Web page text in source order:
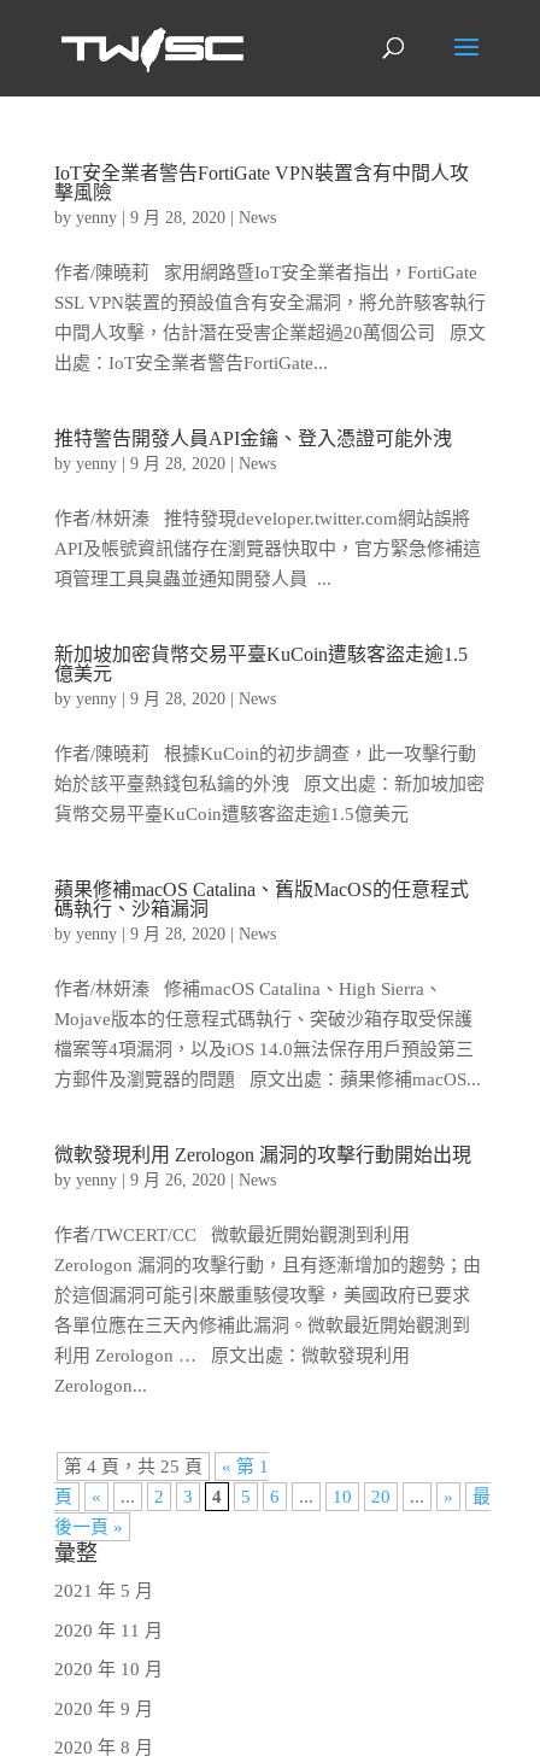
IoT安全業者警告FortiGate VPN裝置含有中間人攻
擊風險
by yenny| 9 月 28, 2020| News
作者/陳曉莉 家用網路暨IoT安全業者指出，FortiGate
SSL VPN裝置的預設值含有安全漏洞，將允許駭客執行
中間人攻擊，估計潛在受害企業超過20萬個公司 原文
出處：IoT安全業者警告FortiGate...
推特警告開發人員API金鑰、登入憑證可能外洩
by yenny| 9 月 28, 2020| News
作者/林妍溱 推特發現developer.twitter.com網站誤將
API及帳號資訊儲存在瀏覽器快取中，官方緊急修補這
項管理工具臭蟲並通知開發人員 ...
新加坡加密貨幣交易平臺KuCoin遭駭客盜走逾1.5
億美元
by yenny| 9 月 28, 2020| News
作者/陳曉莉 根據KuCoin的初步調查，此一攻擊行動
始於該平臺熱錢包私鑰的外洩 原文出處：新加坡加密
貨幣交易平臺KuCoin遭駭客盜走逾1.5億美元
蘋果修補macOS Catalina、舊版MacOS的任意程式
碼執行、沙箱漏洞
by yenny| 9 月 28, 2020| News
作者/林妍溱 修補macOS Catalina、High Sierra、
Mojave版本的任意程式碼執行、突破沙箱存取受保護
檔案等4項漏洞，以及iOS 14.0無法保存用戶預設第三
方郵件及瀏覽器的問題 原文出處：蘋果修補macOS...
微軟發現利用 Zerologon 漏洞的攻擊行動開始出現
by yenny| 9 月 26, 2020| News
作者/TWCERT/CC 微軟最近開始觀測到利用
Zerologon 漏洞的攻擊行動，且有逐漸增加的趨勢；由
於這個漏洞可能引來嚴重駭侵攻擊，美國政府已要求
各單位應在三天內修補此漏洞。微軟最近開始觀測到
利用 Zerologon … 原文出處：微軟發現利用
Zerologon...
第 4 頁，共 25 頁
« 第 1
頁
« ... 2 3 4 5 6 ... 10 20 ... »
最
後一頁 »
彙整
2021 年 5 月
2020 年 11 月
2020 年 10 月
2020 年 9 月
2020 年 8 月